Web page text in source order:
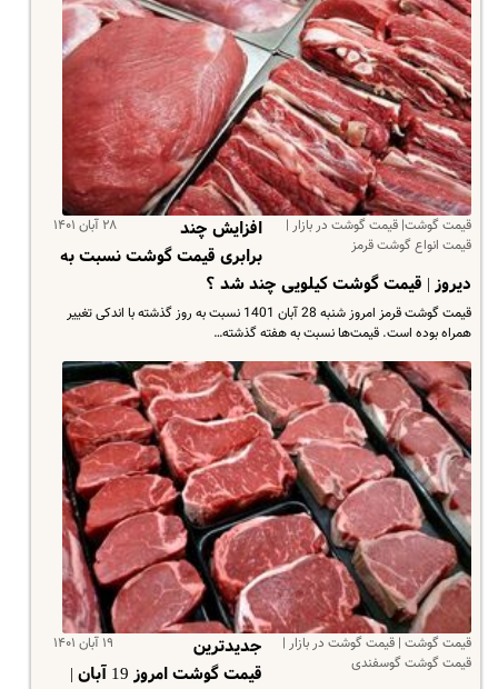
قیمت گوشت| قیمت گوشت در بازار |
قیمت انواع گوشت قرمز
۲۸ آبان ۱۴۰۱
افزایش چند
برابری قیمت گوشت نسبت به
دیروز |‌ قیمت گوشت کیلویی چند شد ؟
قیمت گوشت قرمز امروز شنبه 28 آبان 1401 نسبت به روز گذشته با اندکی تغییر
همراه بوده است. قیمت‌ها نسبت به هفته گذشته…
قیمت گوشت | قیمت گوشت در بازار |
قیمت گوشت گوسفندی
۱۹ آبان ۱۴۰۱
جدیدترین
قیمت گوشت امروز 19 آبان |